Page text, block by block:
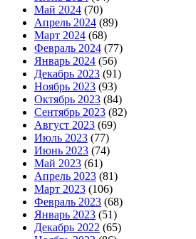
Май 2024 (70)
Апрель 2024 (89)
Март 2024 (68)
Февраль 2024 (77)
Январь 2024 (56)
Декабрь 2023 (91)
Ноябрь 2023 (93)
Октябрь 2023 (84)
Сентябрь 2023 (82)
Август 2023 (69)
Июль 2023 (77)
Июнь 2023 (74)
Май 2023 (61)
Апрель 2023 (81)
Март 2023 (106)
Февраль 2023 (68)
Январь 2023 (51)
Декабрь 2022 (65)